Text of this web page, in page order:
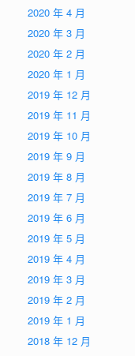
2020 年 4 月
2020 年 3 月
2020 年 2 月
2020 年 1 月
2019 年 12 月
2019 年 11 月
2019 年 10 月
2019 年 9 月
2019 年 8 月
2019 年 7 月
2019 年 6 月
2019 年 5 月
2019 年 4 月
2019 年 3 月
2019 年 2 月
2019 年 1 月
2018 年 12 月